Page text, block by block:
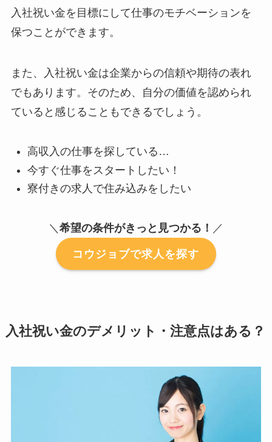
入社祝い金を目標にして仕事のモチベーションを
保つことができます。
また、入社祝い金は企業からの信頼や期待の表れ
でもあります。そのため、自分の価値を認められ
ていると感じることもできるでしょう。
高収入の仕事を探している…
今すぐ仕事をスタートしたい！
寮付きの求人で住み込みをしたい
＼ 希望の条件がきっと見つかる！ ／
コウジョブで求人を探す
入社祝い金のデメリット・注意点はある？